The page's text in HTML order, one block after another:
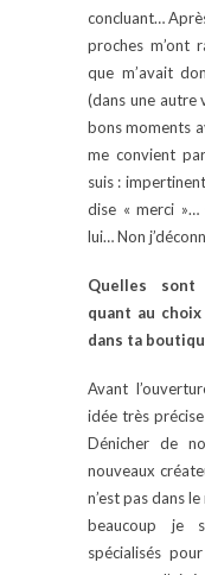
concluant…
proches m’ont
que m’avait
(dans une autre
bons moments
me convient
suis :
dise « merci »…
lui… Non
Quelles sont
quant au
dans ta
Avant
idée très
Dénicher de
nouveaux
n’est pas dans
beaucoup je
spécialisés